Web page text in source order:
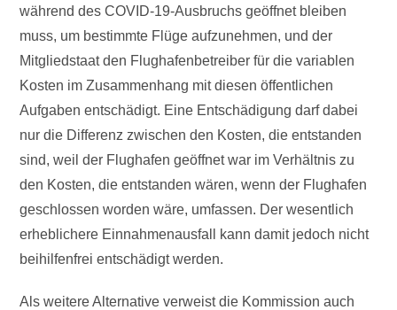
während des COVID-19-Ausbruchs geöffnet bleiben
muss, um bestimmte Flüge aufzunehmen, und der
Mitgliedstaat den Flughafenbetreiber für die variablen
Kosten im Zusammenhang mit diesen öffentlichen
Aufgaben entschädigt. Eine Entschädigung darf dabei
nur die Differenz zwischen den Kosten, die entstanden
sind, weil der Flughafen geöffnet war im Verhältnis zu
den Kosten, die entstanden wären, wenn der Flughafen
geschlossen worden wäre, umfassen. Der wesentlich
erheblichere Einnahmenausfall kann damit jedoch nicht
beihilfenfrei entschädigt werden.
Als weitere Alternative verweist die Kommission auch